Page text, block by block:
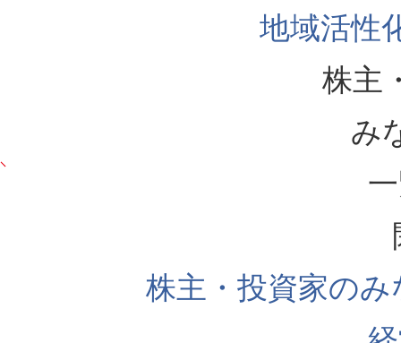
地域活性
株主
み
株主・投資家の